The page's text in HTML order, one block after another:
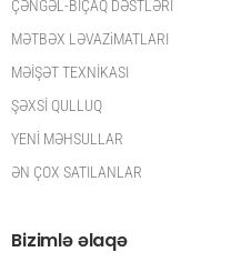
ÇƏNGƏL-BIÇAQ DƏSTLƏRİ
MƏTBƏX LƏVAZiMATLARI
MƏİŞƏT TEXNİKASI
ŞƏXSİ QULLUQ
YENİ MƏHSULLAR
ƏN ÇOX SATILANLAR
Bizimlə əlaqə